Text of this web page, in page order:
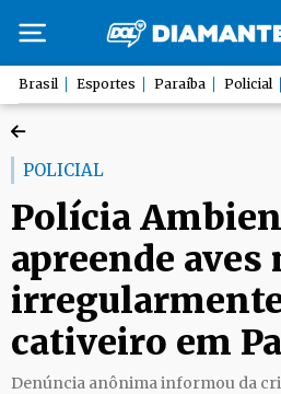
Brasil Esportes Paraíba Policial
POLICIAL
Polícia
apreende
cativeiro em
Denúncia anônima informou da